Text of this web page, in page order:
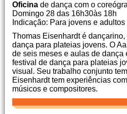
Oficina de dança com o
Domingo 28 das 16h30às 18h
Indicação: Para jovens e adultos
Thomas Eisenhardt é
dança para plateias jovens. O
de seis meses e aulas de
festival de dança para plateias
visual. Seu trabalho conjunto
Eisenhardt tem experiências
músicos e compositores.